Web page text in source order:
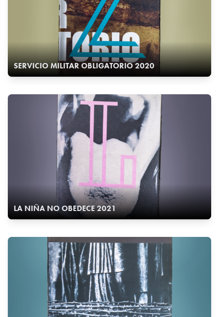
SERVICIO MILITAR OBLIGATORIO 2020
LA NIÑA NO OBEDECE 2021